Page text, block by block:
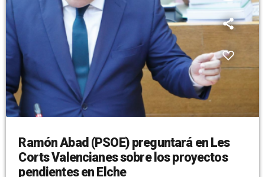
Ramón Abad (PSOE) preguntará en Les
Corts Valencianes sobre los proyectos
pendientes en Elche